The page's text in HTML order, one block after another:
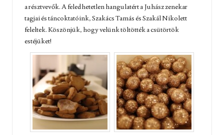
a résztvevők. A feledhetetlen hangulatért a Juhász zenekar
tagjai és táncoktatóink, Szakács Tamás és Szakál Nikolett
feleltek. Köszönjük, hogy velünk töltötték a csütörtök
estéjüket!